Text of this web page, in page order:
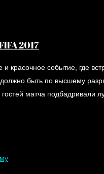
2017
и красочное событие, где
быть по высшему
матча